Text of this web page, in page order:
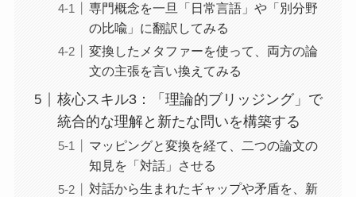
専門概念を一旦「日常言語」や「別分野
の比喩」に翻訳してみる
変換したメタファーを使って、両方の論
文の主張を言い換えてみる
核心スキル3：「理論的ブリッジング」で
統合的な理解と新たな問いを構築する
マッピングと変換を経て、二つの論文の
知見を「対話」させる
対話から生まれたギャップや矛盾を、新